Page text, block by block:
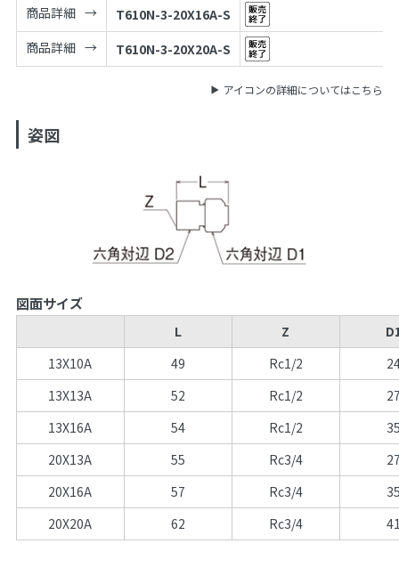
商品詳細
T610N-3-20X16A-S
商品詳細
T610N-3-20X20A-S
アイコンの詳細についてはこちら
姿図
図面サイズ
L Z
13X10A
49 Rc1/2
13X13A
52 Rc1/2
13X16A
54 Rc1/2
20X13A
55 Rc3/4
20X16A
57 Rc3/4
20X20A
62 Rc3/4